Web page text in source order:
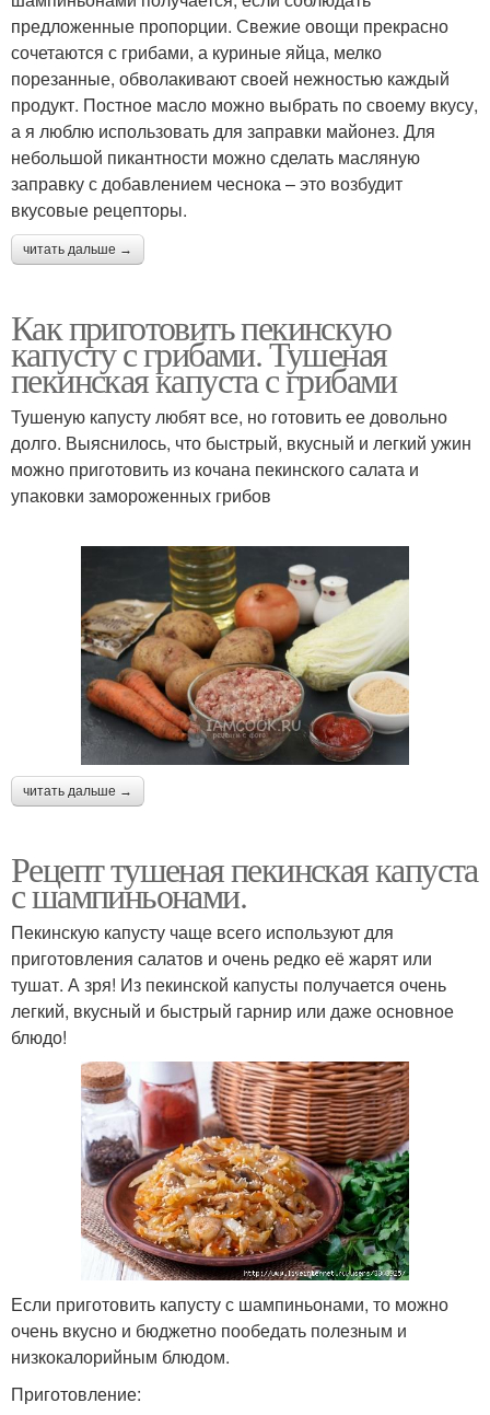
предложенные пропорции. Свежие овощи прекрасно
сочетаются с грибами, а куриные яйца, мелко
порезанные, обволакивают своей нежностью каждый
продукт. Постное масло можно выбрать по своему вкусу,
а я люблю использовать для заправки майонез. Для
небольшой пикантности можно сделать масляную
заправку с добавлением чеснока – это возбудит
вкусовые рецепторы.
читать дальше →
Как приготовить пекинскую
капусту с грибами. Тушеная
пекинская капуста с грибами
Тушеную капусту любят все, но готовить ее довольно
долго. Выяснилось, что быстрый, вкусный и легкий ужин
можно приготовить из кочана пекинского салата и
упаковки замороженных грибов
читать дальше →
Рецепт тушеная пекинская капуста
с шампиньонами.
Пекинскую капусту чаще всего используют для
приготовления салатов и очень редко её жарят или
тушат. А зря! Из пекинской капусты получается очень
легкий, вкусный и быстрый гарнир или даже основное
блюдо!
Если приготовить капусту с шампиньонами, то можно
очень вкусно и бюджетно пообедать полезным и
низкокалорийным блюдом.
Приготовление: